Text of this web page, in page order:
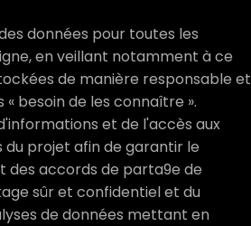
données pour toutes les
en veillant notamment à ce
de manière responsable et
besoin de les connaître ».
et de l'accès aux
du projet afin de garantir le
des accords de parta9e de
sûr et confidentiel et du
de données mettant en